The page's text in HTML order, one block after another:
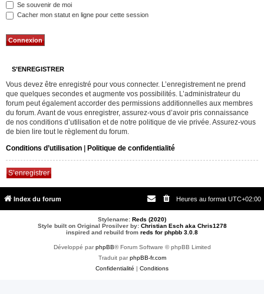
Se souvenir de moi
Cacher mon statut en ligne pour cette session
S’ENREGISTRER
Vous devez être enregistré pour vous connecter. L’enregistrement ne prend
que quelques secondes et augmente vos possibilités. L’administrateur du
forum peut également accorder des permissions additionnelles aux membres
du forum. Avant de vous enregistrer, assurez-vous d’avoir pris connaissance
de nos conditions d’utilisation et de notre politique de vie privée. Assurez-vous
de bien lire tout le règlement du forum.
Conditions d’utilisation
Politique de confidentialité
S’enregistrer
Index du forum Heures au format UTC+02:00
Stylename: Reds (2020)
Style built on Original Prosilver by: Christian Esch aka Chris1278
inspired and rebuild from reds for phpbb 3.0.8
Développé parphpBB® Forum Software © phpBB Limited
Traduit parphpBB-fr.com
Confidentialité
Conditions